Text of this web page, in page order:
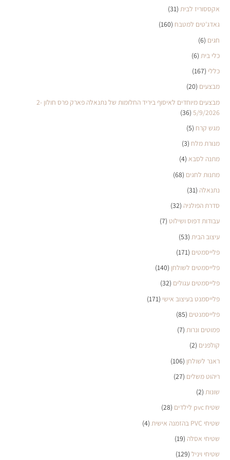
אקססוריז לבית (31)
גאדג'טים למטבח (160)
חגים (6)
כלי בית (6)
כללי (167)
מבצעים (20)
מבצעים מיוחדים לאיסוף ביריד החלומות של נתנאלה פארק פרס חולון 2-
5/9/2026
(36)
מגש קרח (5)
מנורת מלח (3)
מתנה לסבא (4)
מתנות לחגים (68)
נתנאלה (31)
סדרת הפולניה (32)
עבודות דפוס ושילוט (7)
עיצוב הבית (53)
פלייסמטים (171)
פלייסמטים לשולחן (140)
פלייסמטים עגולים (32)
פלייסמנט בעיצוב אישי (171)
פלייסמנטים (85)
פמוטים ונרות (7)
קולפנים (2)
ראנר לשולחן (106)
ריהוט משלים (27)
שונות (2)
שטיח pvc לילדים
(28)
שטיחי PVC בהזמנה אישית
(4)
שטיחי אסלה (19)
שטיחי ויניל (129)